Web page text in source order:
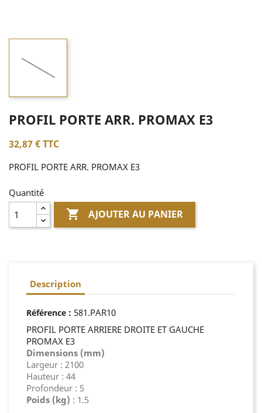
PROFIL PORTE ARR. PROMAX E3
32,87 €TTC
PROFIL PORTE ARR. PROMAX E3
Quantité
 AJOUTER AU PANIER
Description
Référence : 581.PAR10
PROFIL PORTE ARRIERE DROITE ET GAUCHE
PROMAX E3
Dimensions (mm)
Largeur : 2100
Hauteur : 44
Profondeur : 5
Poids (kg) : 1.5